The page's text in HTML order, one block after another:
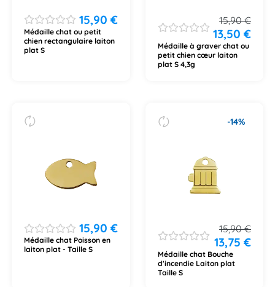
15,90 €
Médaille chat ou petit
chien rectangulaire laiton
plat S
15,90€
13,50€
Médaille à graver chat ou
petit chien cœur laiton
plat S 4,3g
15,90 €
Médaille chat Poisson en
laiton plat - Taille S
-14%
15,90€
13,75€
Médaille chat Bouche
d'incendie Laiton plat
Taille S